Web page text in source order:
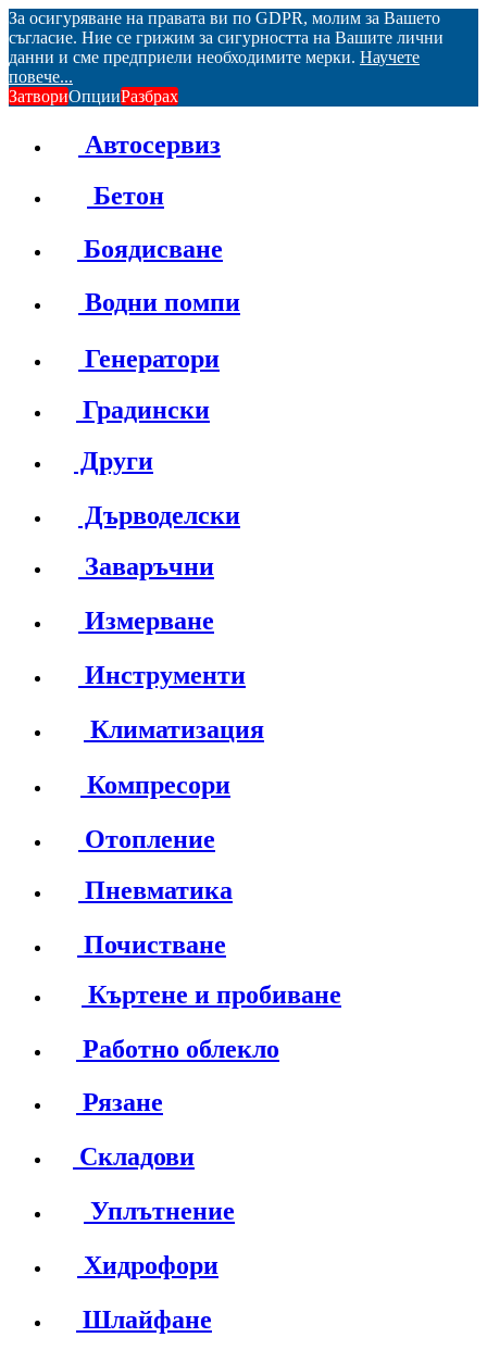
За осигуряване на правата ви по GDPR, молим за Вашето
съгласие. Ние се грижим за сигурността на Вашите лични
данни и сме предприели необходимите мерки. Научете
повече...
ЗатвориОпцииРазбрах
Автосервиз
Бетон
Боядисване
Водни помпи
Генератори
Градински
Други
Дърводелски
Заваръчни
Измерване
Инструменти
Климатизация
Компресори
Отопление
Пневматика
Почистване
Къртене и пробиване
Работно облекло
Рязане
Складови
Уплътнение
Хидрофори
Шлайфане